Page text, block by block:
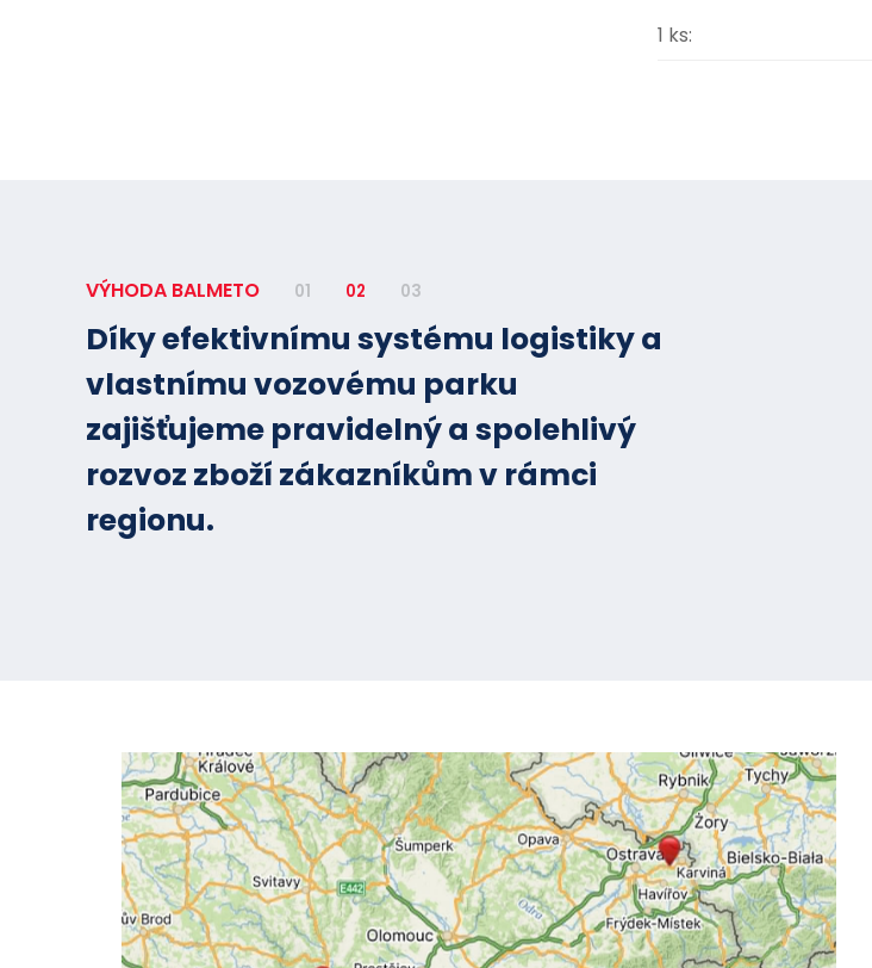
1 ks:
VÝHODA BALMETO 01 02 03
Díky efektivnímu systému logistiky a
vlastnímu vozovému parku
zajišťujeme pravidelný a spolehlivý
rozvoz zboží zákazníkům v rámci
regionu.